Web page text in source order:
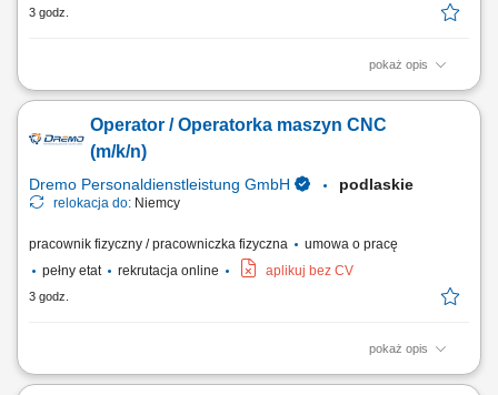
3 godz.
pokaż opis
Opieka to coś więcej niż praca – to powołanie. Wymaga serca,
zaoferować? W takim razie świetnie do nas pasujesz! Do realizacji
zlecenia opiekuńczego poszukujemy doświadczonych opiekunek i
Operator / Operatorka maszyn CNC
(m/k/n)
Dremo Personaldienstleistung GmbH podlaskie
relokacja do: Niemcy
pracownik fizyczny / pracowniczka fizyczna
umowa o pracę
pełny etat
rekrutacja online aplikuj bez CV
3 godz.
pokaż opis
Nasz klient poszerza zespół i poszukuje doświadczonych operatorów